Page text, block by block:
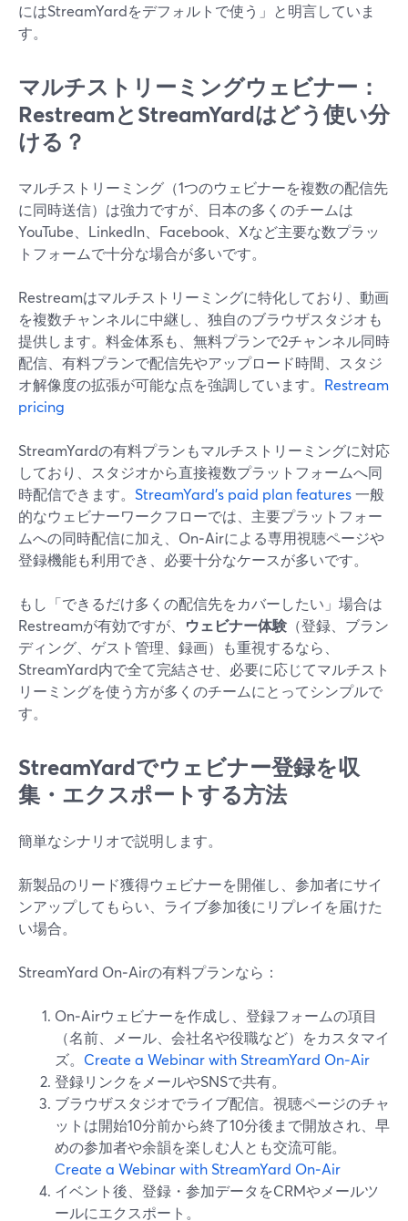
にはStreamYardをデフォルトで使う」と明言していま
す。
マルチストリーミングウェビナー：
RestreamとStreamYardはどう使い分
ける？
マルチストリーミング（1つのウェビナーを複数の配信先
に同時送信）は強力ですが、日本の多くのチームは
YouTube、LinkedIn、Facebook、Xなど主要な数プラッ
トフォームで十分な場合が多いです。
Restreamはマルチストリーミングに特化しており、動画
を複数チャンネルに中継し、独自のブラウザスタジオも
提供します。料金体系も、無料プランで2チャンネル同時
配信、有料プランで配信先やアップロード時間、スタジ
オ解像度の拡張が可能な点を強調しています。 Restream
pricing
StreamYardの有料プランもマルチストリーミングに対応
しており、スタジオから直接複数プラットフォームへ同
時配信できます。 StreamYard’s paid plan features一般
的なウェビナーワークフローでは、主要プラットフォー
ムへの同時配信に加え、On‑Airによる専用視聴ページや
登録機能も利用でき、必要十分なケースが多いです。
もし「できるだけ多くの配信先をカバーしたい」場合は
Restreamが有効ですが、 ウェビナー体験 （登録、ブラン
ディング、ゲスト管理、録画）も重視するなら、
StreamYard内で全て完結させ、必要に応じてマルチスト
リーミングを使う方が多くのチームにとってシンプルで
す。
StreamYardでウェビナー登録を収
集・エクスポートする方法
簡単なシナリオで説明します。
新製品のリード獲得ウェビナーを開催し、参加者にサイ
ンアップしてもらい、ライブ参加後にリプレイを届けた
い場合。
StreamYard On‑Airの有料プランなら：
On‑Airウェビナーを作成し、登録フォームの項目
（名前、メール、会社名や役職など）をカスタマイ
ズ。 Create a Webinar with StreamYard On‑Air
登録リンクをメールやSNSで共有。
ブラウザスタジオでライブ配信。視聴ページのチャ
ットは開始10分前から終了10分後まで開放され、早
めの参加者や余韻を楽しむ人とも交流可能。
Create a Webinar with StreamYard On‑Air
イベント後、登録・参加データをCRMやメールツ
ールにエクスポート。